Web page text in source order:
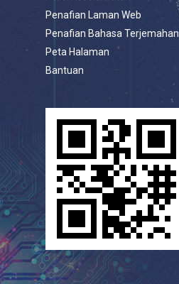
Penafian Laman Web
Penafian Bahasa Terjemahan
Peta Halaman
Bantuan